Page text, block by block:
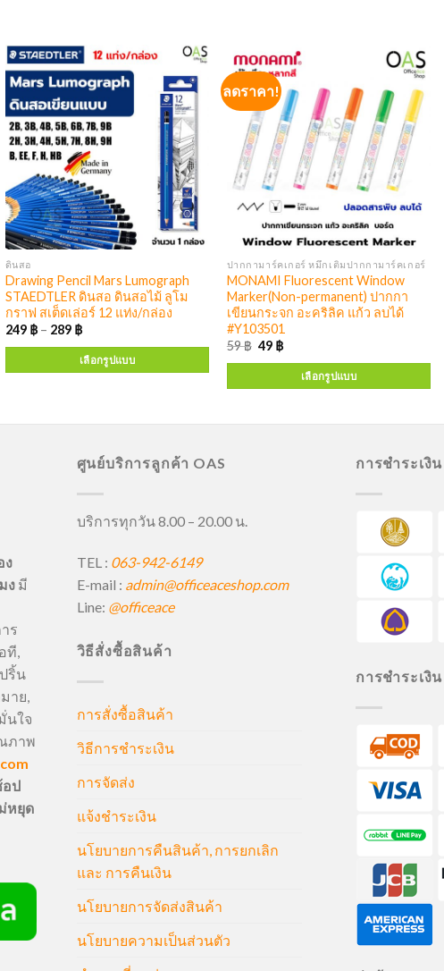
ดินสอ
Drawing Pencil Mars Lumograph
STAEDTLER ดินสอ ดินสอไม้ ลูโม
กราฟ สเต็ดเล่อร์ 12 แท่ง/กล่อง
249 ฿– 289 ฿
เลือกรูปแบบ
ลดราคา!
ปากกามาร์คเกอร์ หมึกเติมปากกามาร์คเกอร์
MONAMI Fluorescent Window
Marker(Non-permanent) ปากกา
เขียนกระจก อะคริลิค แก้ว ลบได้
#Y103501
59฿ 49 ฿
เลือกรูปแบบ
ง
ง มี
ร
ที,
ริ้น
าย,
นใจ
ภาพ
ป
หยุด
ศูนย์บริการลูกค้า OAS
บริการทุกวัน 8.00 – 20.00 น.
TEL : 063-942-6149
E-mail : admin@officeaceshop.com
Line: @officeace
วิธีสั่งซื้อสินค้า
การสั่งซื้อสินค้า
วิธีการชำระเงิน
การจัดส่ง
แจ้งชำระเงิน
นโยบายการคืนสินค้า, การยกเลิก
และ การคืนเงิน
นโยบายการจัดส่งสินค้า
นโยบายความเป็นส่วนตัว
การชำระเงิ
การชำระเงิ